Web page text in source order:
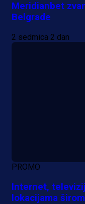
Meridianbet
Belgrade
2 sedmica 2 dan
PROMO
Internet,
lokacijama